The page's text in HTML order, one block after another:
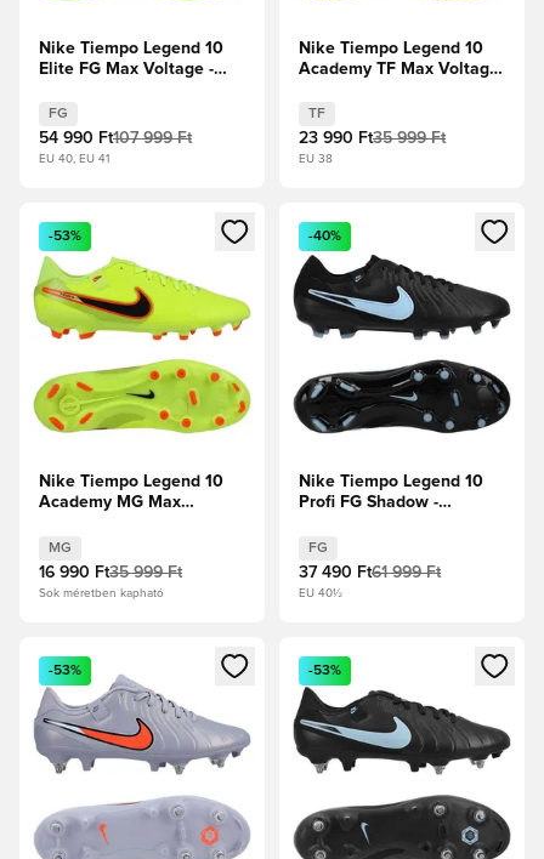
Nike Tiempo Legend 10
Elite FG Max Voltage -
FG
54 990 Ft107 999 Ft
EU 40, EU 41
Nike Tiempo Legend 10
Academy TF Max Voltage
TF
23 990 Ft35 999 Ft
EU 38
Megnyit egy modált a bejelentkezéshez vagy a tagként
-53%
Nike Tiempo Legend 10
Academy MG Max
MG
16 990 Ft35 999 Ft
Sok méretben kapható
Megnyit egy modált a
-40%
Nike Tiempo Legend 10
Profi FG Shadow -
FG
37 490 Ft61 999 Ft
EU 40½
Megnyit egy modált a bejelentkezéshez vagy a tagként
-53%
Megnyit egy modált a
-53%